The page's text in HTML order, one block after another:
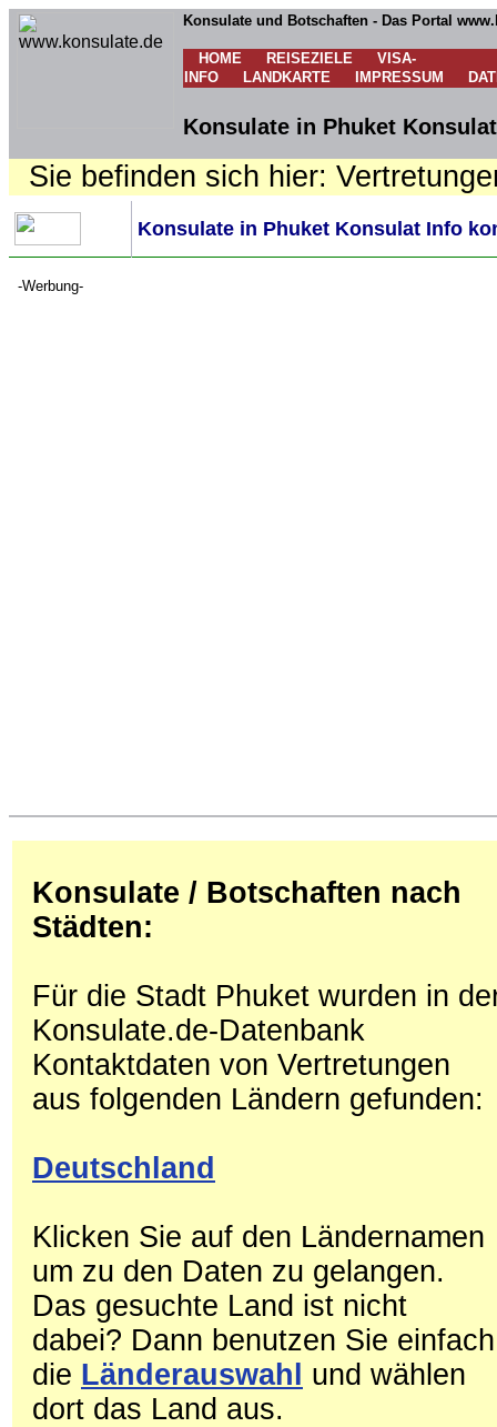
Konsulate und Botschaften - Das Portal
HOME REISEZIELE
VISA-
INFO
LANDKARTE IMPRESSUM
Konsulate in Phuket
Sie befinden sich hier:
Konsulate in Phuket Konsulat Info
-Werbung-
Konsulate / Botschaften nach
Städten:
Für die Stadt Phuket wurden in
Konsulate.de-Datenbank
Kontaktdaten von Vertretungen
aus folgenden Ländern gefunden:
Deutschland
Klicken Sie auf den Ländernamen
um zu den Daten zu gelangen.
Das gesuchte Land ist nicht
dabei? Dann benutzen Sie einfach
die Länderauswahl
und wählen
dort das Land aus.